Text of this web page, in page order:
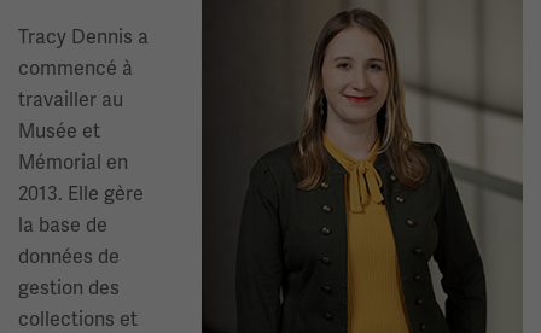
Tracy Dennis a
commencé à
travailler au
Musée et
Mémorial en
2013. Elle gère
la base de
données de
gestion des
collections et